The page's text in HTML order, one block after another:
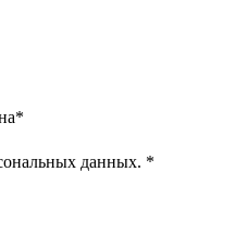
*
данных. *